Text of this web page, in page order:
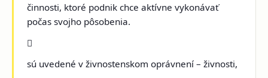
činnosti, ktoré podnik chce aktívne vykonávať
počas svojho pôsobenia.

sú uvedené v živnostenskom oprávnení – živnosti,